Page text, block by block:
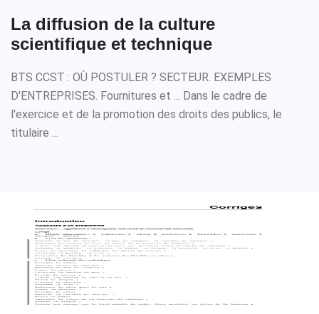
La diffusion de la culture
scientifique et technique
BTS CCST : OÙ POSTULER ? SECTEUR. EXEMPLES
D'ENTREPRISES. Fournitures et ... Dans le cadre de
l'exercice et de la promotion des droits des publics, le
titulaire ...